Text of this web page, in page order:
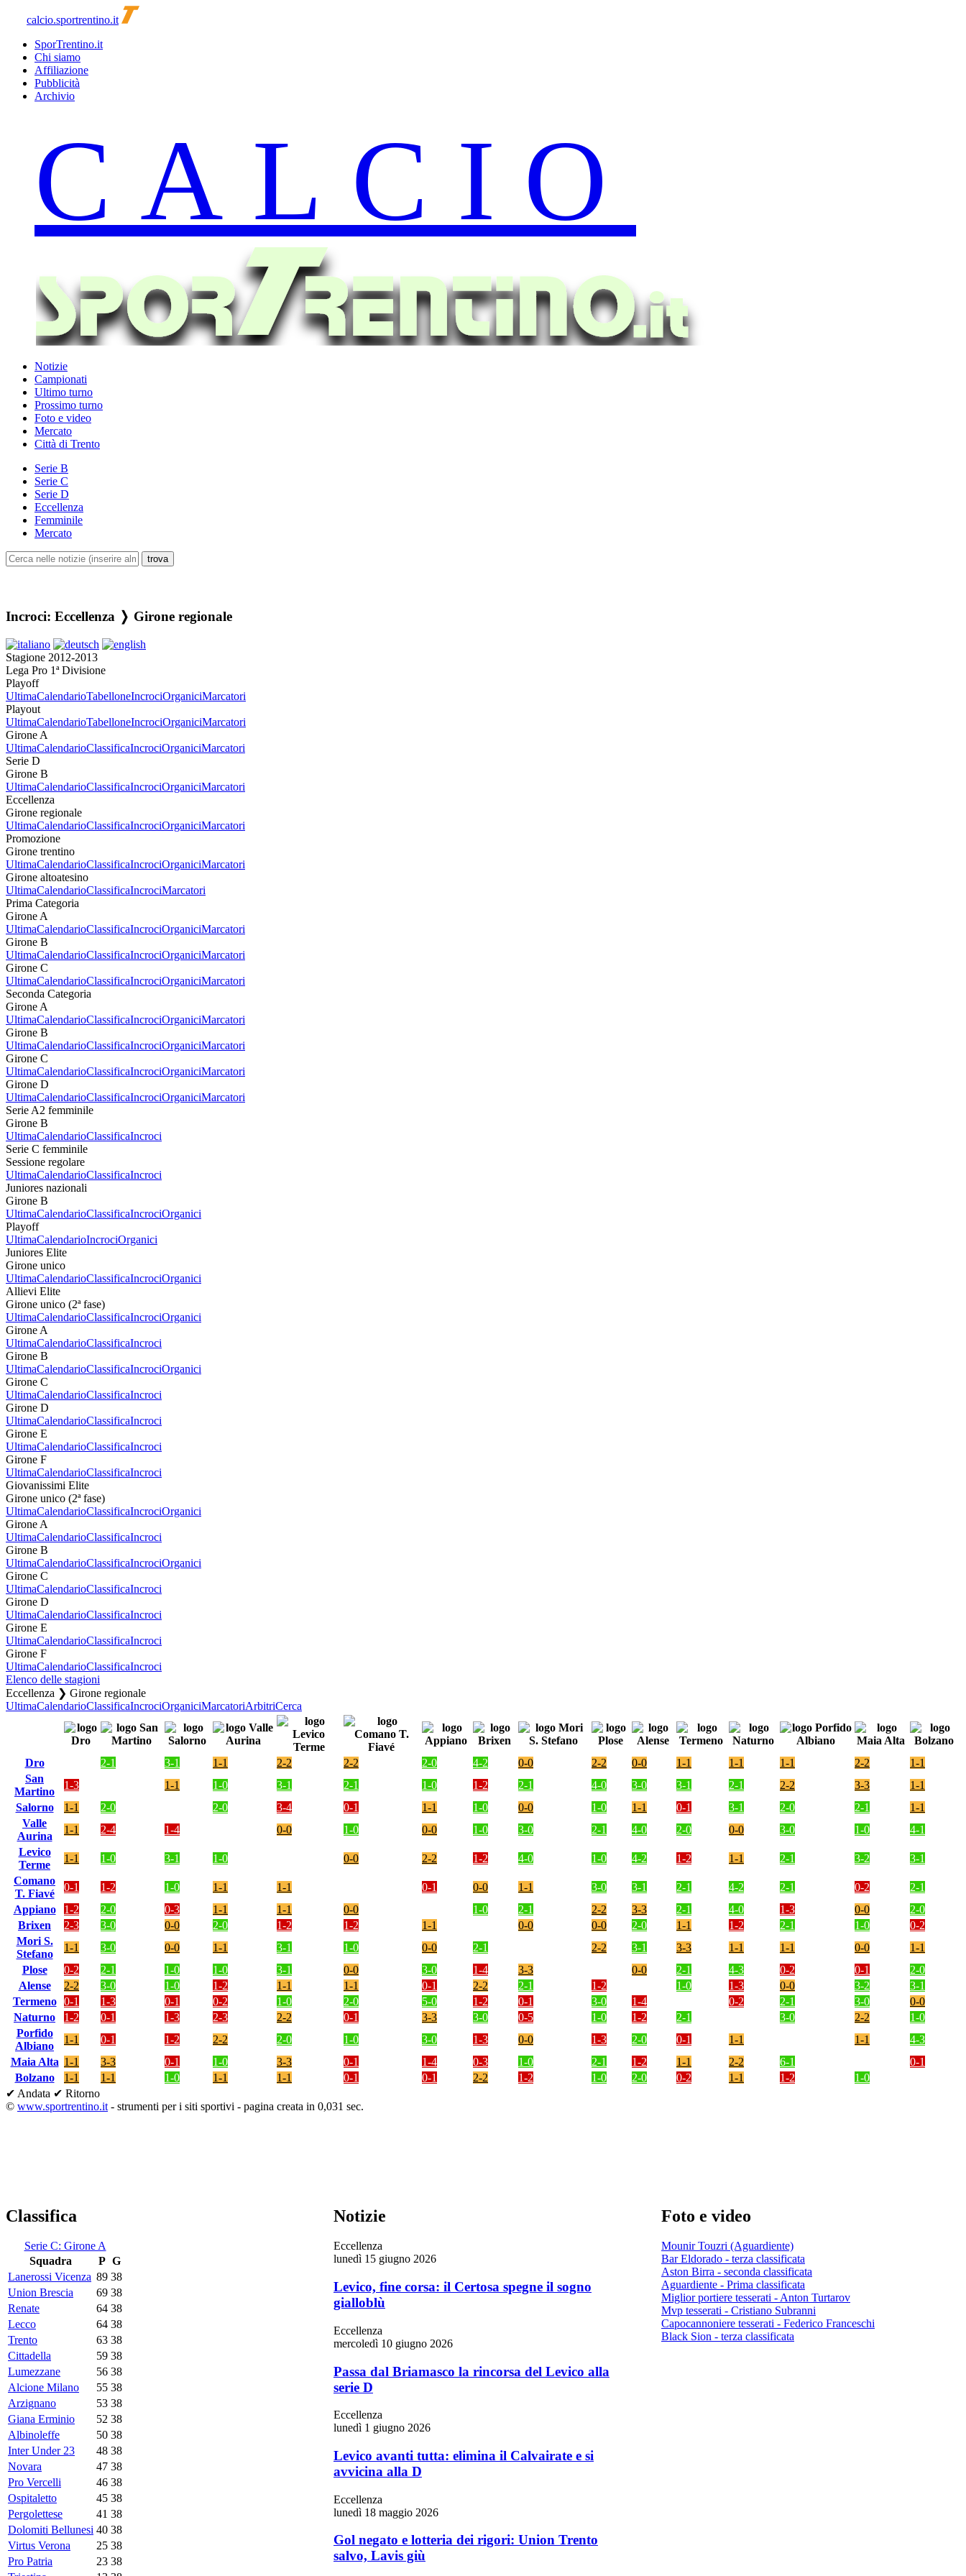
calcio.sportrentino.it
SporTrentino.it
Chi siamo
Affiliazione
Pubblicità
Archivio
Notizie
Campionati
Ultimo turno
Prossimo turno
Foto e video
Mercato
Città di Trento
Serie B
Serie C
Serie D
Eccellenza
Femminile
Mercato
Incroci: Eccellenza ❭ Girone regionale
Stagione 2012-2013
Lega Pro 1ª Divisione
Playoff
UltimaCalendarioTabelloneIncrociOrganiciMarcatori
Playout
UltimaCalendarioTabelloneIncrociOrganiciMarcatori
Girone A
UltimaCalendarioClassificaIncrociOrganiciMarcatori
Serie D
Girone B
UltimaCalendarioClassificaIncrociOrganiciMarcatori
Eccellenza
Girone regionale
UltimaCalendarioClassificaIncrociOrganiciMarcatori
Promozione
Girone trentino
UltimaCalendarioClassificaIncrociOrganiciMarcatori
Girone altoatesino
UltimaCalendarioClassificaIncrociMarcatori
Prima Categoria
Girone A
UltimaCalendarioClassificaIncrociOrganiciMarcatori
Girone B
UltimaCalendarioClassificaIncrociOrganiciMarcatori
Girone C
UltimaCalendarioClassificaIncrociOrganiciMarcatori
Seconda Categoria
Girone A
UltimaCalendarioClassificaIncrociOrganiciMarcatori
Girone B
UltimaCalendarioClassificaIncrociOrganiciMarcatori
Girone C
UltimaCalendarioClassificaIncrociOrganiciMarcatori
Girone D
UltimaCalendarioClassificaIncrociOrganiciMarcatori
Serie A2 femminile
Girone B
UltimaCalendarioClassificaIncroci
Serie C femminile
Sessione regolare
UltimaCalendarioClassificaIncroci
Juniores nazionali
Girone B
UltimaCalendarioClassificaIncrociOrganici
Playoff
UltimaCalendarioIncrociOrganici
Juniores Elite
Girone unico
UltimaCalendarioClassificaIncrociOrganici
Allievi Elite
Girone unico (2ª fase)
UltimaCalendarioClassificaIncrociOrganici
Girone A
UltimaCalendarioClassificaIncroci
Girone B
UltimaCalendarioClassificaIncrociOrganici
Girone C
UltimaCalendarioClassificaIncroci
Girone D
UltimaCalendarioClassificaIncroci
Girone E
UltimaCalendarioClassificaIncroci
Girone F
UltimaCalendarioClassificaIncroci
Giovanissimi Elite
Girone unico (2ª fase)
UltimaCalendarioClassificaIncrociOrganici
Girone A
UltimaCalendarioClassificaIncroci
Girone B
UltimaCalendarioClassificaIncrociOrganici
Girone C
UltimaCalendarioClassificaIncroci
Girone D
UltimaCalendarioClassificaIncroci
Girone E
UltimaCalendarioClassificaIncroci
Girone F
UltimaCalendarioClassificaIncroci
Elenco delle stagioni
Eccellenza ❯ Girone regionale
UltimaCalendarioClassificaIncrociOrganiciMarcatoriArbitriCerca
Dro 2-1 3-1 1-1 2-2 2-2 2-0 4-2 0-0 2-2 0-0 1-1 1-1 1-1 2-2
1-1
San
Martino
1-3 1-1 1-0 3-1 2-1 1-0 1-2 2-1 4-0 3-0 3-1 2-1 2-2 3-3
1-1
Salorno
1-1 2-0 2-0 3-4 0-1 1-1 1-0 0-0 1-0 1-1 0-1 3-1 2-0 2-1
1-1
Valle
Aurina
1-1 2-4 1-4 0-0 1-0 0-0 1-0 3-0 2-1 4-0 2-0 0-0 3-0 1-0
4-1
Levico
Terme
1-1 1-0 3-1 1-0 0-0 2-2 1-2 4-0 1-0 4-2 1-2 1-1 2-1 3-2
3-1
Comano
T. Fiavé
0-1 1-2 1-0 1-1 1-1 0-1 0-0 1-1 3-0 3-1 2-1 4-2 2-1 0-2
2-1
Appiano
1-2 2-0 0-3 1-1 1-1 0-0 1-0 2-1 2-2 3-3 2-1 4-0 1-3 0-0
2-0
Brixen
2-3 3-0 0-0 2-0 1-2 1-2 1-1 0-0 0-0 2-0 1-1 1-2 2-1 1-0
0-2
Mori S.
Stefano
1-1 3-0 0-0 1-1 3-1 1-0 0-0 2-1 2-2 3-1 3-3 1-1 1-1 0-0
1-1
Plose
0-2 2-1 1-0 1-0 3-1 0-0 3-0 1-4 3-3 0-0 2-1 4-3 0-2 0-1
2-0
Alense
2-2 3-0 1-0 1-2 1-1 1-1 0-1 2-2 2-1 1-2 1-0 1-3 0-0 3-2
3-1
Termeno
0-1 1-3 0-1 0-2 1-0 2-0 5-0 1-2 0-1 3-0 1-4 0-2 2-1 3-0
0-0
Naturno
1-2 0-1 1-3 2-3 2-2 0-1 3-3 3-0 0-5 1-0 1-2 2-1 3-0 2-2
1-0
Porfido
Albiano
1-1 0-1 1-2 2-2 2-0 1-0 3-0 1-3 0-0 1-3 2-0 0-1 1-1 1-1
4-3
Maia Alta 1-1 3-3 0-1 1-0 3-3 0-1 1-4 0-3 1-0 2-1 1-2 1-1 2-2 6-1
0-1
Bolzano
1-1 1-1 1-0 1-1 1-1 0-1 0-1 2-2 1-2 1-0 2-0 0-2 1-1 1-2
1-0
✔ Andata ✔ Ritorno
© www.sportrentino.it - strumenti per i siti sportivi - pagina creata in 0,031 sec.
Classifica
Serie C: Girone A
Squadra
P G
Lanerossi Vicenza 89 38
Union Brescia
69 38
Renate
64 38
Lecco
64 38
Trento
63 38
Cittadella
59 38
Lumezzane
56 38
Alcione Milano
55 38
Arzignano
53 38
Giana Erminio
52 38
Albinoleffe
50 38
Inter Under 23
48 38
Novara
47 38
Pro Vercelli
46 38
Ospitaletto
45 38
Pergolettese
41 38
Dolomiti Bellunesi 40 38
Virtus Verona
25 38
Pro Patria
23 38
Notizie
Eccellenza
lunedì 15 giugno 2026
Levico, fine corsa: il Certosa spegne il sogno
gialloblù
Eccellenza
mercoledì 10 giugno 2026
Passa dal Briamasco la rincorsa del Levico alla
serie D
Eccellenza
lunedì 1 giugno 2026
Levico avanti tutta: elimina il Calvairate e si
avvicina alla D
Eccellenza
lunedì 18 maggio 2026
Gol negato e lotteria dei rigori: Union Trento
salvo, Lavis giù
Foto e video
Mounir Touzri (Aguardiente)
Bar Eldorado - terza classificata
Aston Birra - seconda classificata
Aguardiente - Prima classificata
Miglior portiere tesserati - Anton Turtarov
Mvp tesserati - Cristiano Subranni
Capocannoniere tesserati - Federico Franceschi
Black Sion - terza classificata